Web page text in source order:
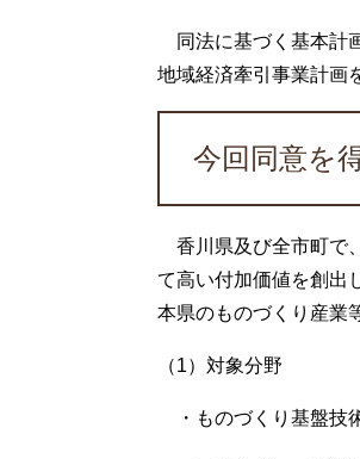
同法に基づく基本計
地域経済牽引事業計画
今回同意を
香川県及び全市町で
て高い付加価値を創出
本県のものづくり産業
（1）対象分野
・ものづくり基盤技